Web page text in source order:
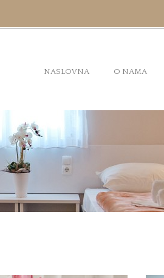
NASLOVNA O NAMA